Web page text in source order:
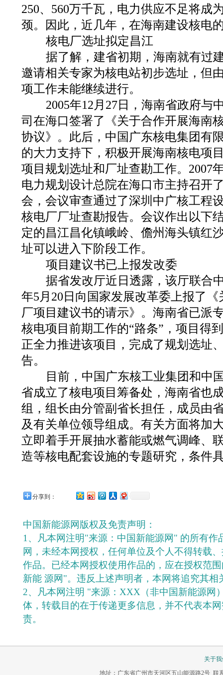
250、560万千瓦，电力供应不足将成
颈。因此，近几年，在海南建设核电
核电厂选址拟定昌江
据了解，建省初期，海南就有过
邀请相关专家为核电站初步选址，但
项工作未能继续进行。
2005年12月27日，海南省政府与
司在海口签署了《关于合作开展海南
协议》。此后，中国广东核电集团有
的大力支持下，积极开展海南核电项
项目规划选址和厂址查勘工作。2007
电力规划设计总院在海口市主持召开
会，会议审查通过了深圳中广核工程
核电厂厂址查勘报告。会议作出以下
定的昌江昌化镇峨岭、儋州海头镇红
址可以进入下阶段工作。
项目建议书已上报发改委
据省发改厅近日透露，该厅联合
年5月20日向国家发展改革委上报了
厂项目建议书的请示》。海南省已派
核电项目前期工作的“路条”，项目得
正全力推进该项目，完成了规划选址
告。
目前，中国广东核工业集团和中
省成立了核电项目筹备处，海南省也
组，组长由分管副省长担任，成员由
及有关单位领导组成。有关方面将加
立即着手开展抽水蓄能或燃气调峰、
造等核电配套设施的专题研究，条件
分享到：
中国新能源网版权及免责声明：
1、凡本网注明"来源：中国新能源网" 的所有作
网，未经本网授权，任何单位及个人不得转载
作品。已经本网授权使用作品的，应在授权范
新能 源网"。违反上述声明者，本网将追究其相
2、凡本网注明 "来源：XXX（非中国新能源网
体，转载目的在于传递更多信息，并不代表本
责。
关于
地址：广东省广州市天河区五山能源路2号 联